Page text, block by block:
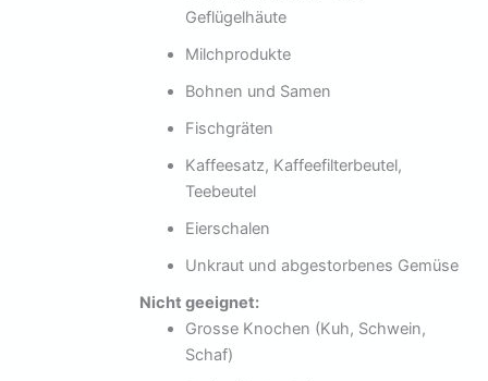
Geflügelhäute
Milchprodukte
Bohnen und Samen
Fischgräten
Kaffeesatz, Kaffeefilterbeutel,
Teebeutel
Eierschalen
Unkraut und abgestorbenes Gemüse
Nicht geeignet:
Grosse Knochen (Kuh, Schwein,
Schaf)